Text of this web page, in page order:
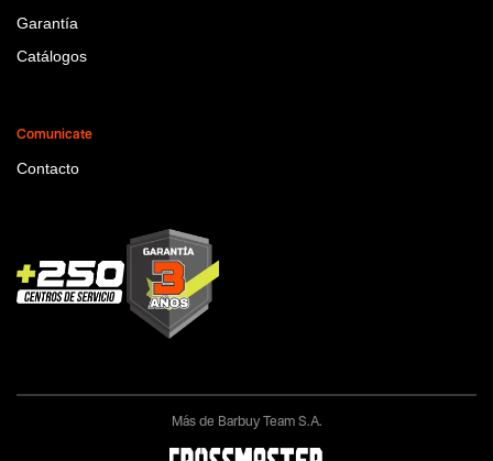
Garantía
Catálogos
Comunicate
Contacto
Más de Barbuy Team S.A.